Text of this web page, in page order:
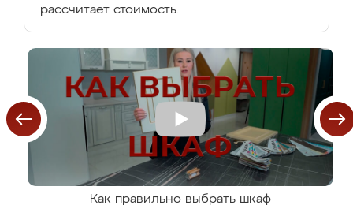
рассчитает стоимость.
Как правильно выбрать шкаф